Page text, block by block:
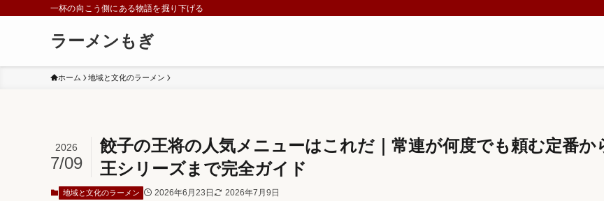
一杯の向こう側にある物語を掘り下げる
ラーメンもぎ
ホーム 地域と文化のラーメン
餃子の王将の人気メニューはこれだ｜常連が何度でも頼む定番か
王シリーズまで完全ガイド
2026
7/09
地域と文化のラーメン 2026年6月23日 2026年7月9日